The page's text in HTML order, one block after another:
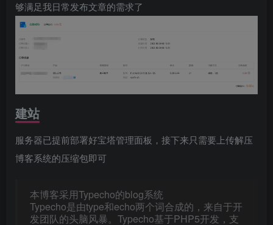
够满足我日常发布文章的需求了
建站
服务器已提前部署好宝塔管理面板，接下来只需要上传解压
博客系统的压缩包即可
本博客采用Typecho的blog系统
Typecho是由type和echo两个词合成的，来自于开
发团队的头脑风暴。Typecho基于PHP5开发，支